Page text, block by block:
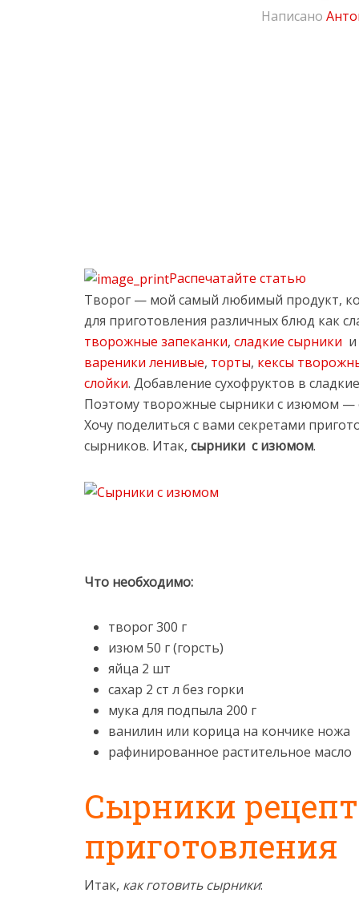
Написано
Распечатайте статью
Творог — мой самый любимый продукт,
для приготовления различных блюд как
творожные запеканки, сладкие сырники и
вареники ленивые, торты, кексы
слойки. Добавление сухофруктов в
Поэтому творожные сырники с изюмом —
Хочу поделиться с вами секретами
сырников. Итак, сырники с изюмом.
Что необходимо:
творог 300 г
изюм 50 г (горсть)
яйца 2 шт
сахар 2 ст л без горки
мука для подпыла 200 г
ванилин или корица на кончике ножа
рафинированное растительное масло
Сырники рецепт
приготовления
Итак, как готовить сырники: